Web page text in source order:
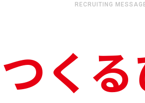
RECRUITING
つくる